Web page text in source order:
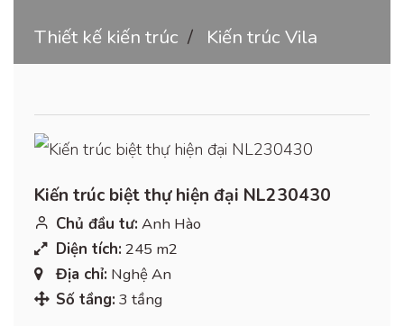
Thiết kế kiến trúc Kiến trúc Vila
Kiến trúc biệt thự hiện đại NL230430
Chủ đầu tư: Anh Hào
Diện tích: 245 m2
Địa chỉ: Nghệ An
Số tầng: 3 tầng